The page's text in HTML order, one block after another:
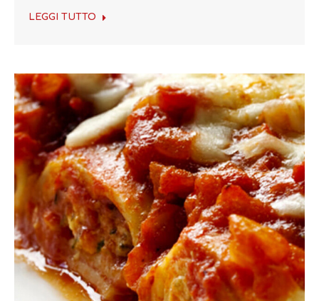
LEGGI TUTTO